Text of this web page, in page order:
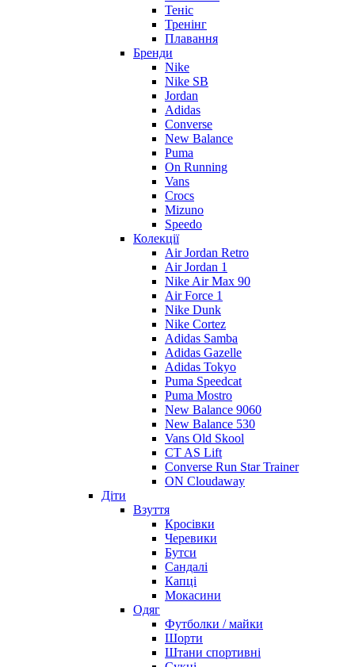
Теніс
Тренінг
Плавання
Бренди
Nike
Nike SB
Jordan
Adidas
Converse
New Balance
Puma
On Running
Vans
Crocs
Mizuno
Speedo
Колекції
Air Jordan Retro
Air Jordan 1
Nike Air Max 90
Air Force 1
Nike Dunk
Nike Cortez
Adidas Samba
Adidas Gazelle
Adidas Tokyo
Puma Speedcat
Puma Mostro
New Balance 9060
New Balance 530
Vans Old Skool
CT AS Lift
Converse Run Star Trainer
ON Cloudaway
Діти
Взуття
Кросівки
Черевики
Бутси
Сандалі
Капці
Мокасини
Одяг
Футболки / майки
Шорти
Штани спортивні